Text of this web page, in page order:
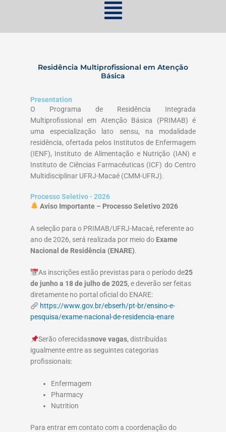
Residência Multiprofissional em Atenção
Básica
Presentation
O Programa de Residência Integrada
Multiprofissional em Atenção Básica (PRIMAB) é
uma especialização lato sensu, na modalidade
residência, ofertada pelos Institutos de Enfermagem
(IENF), Instituto de Alimentação e Nutrição (IAN) e
Instituto de Ciências Farmacêuticas (ICF) do Centro
Multidisciplinar UFRJ-Macaé (CMM-UFRJ).
Processo Seletivo - 2026
Aviso Importante – Processo Seletivo 2026
A seleção para o PRIMAB/UFRJ-Macaé, referente ao
ano de 2026, será realizada por meio do Exame
Nacional de Residência (ENARE).
As inscrições estão previstas para o período de25
de junho a 18 de julho de 2025, e deverão ser feitas
diretamente no portal oficial do ENARE:
https://www.gov.br/ebserh/pt-br/ensino-e-
pesquisa/exame-nacional-de-residencia-enare
Serão oferecidasnove vagas, distribuídas
igualmente entre as seguintes categorias
profissionais:
Enfermagem
Pharmacy
Nutrition
Para entrar em contato com a coordenação do